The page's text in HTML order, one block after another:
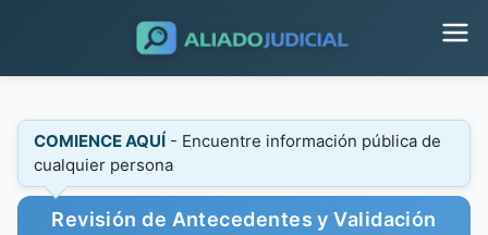
COMIENCE AQUÍ - Encuentre información pública de
cualquier persona
Revisión de Antecedentes y Validación